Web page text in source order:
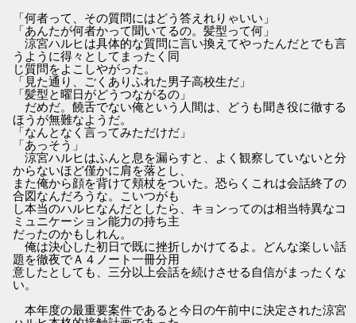
「何者って、その質問にはどう答えれりゃいい」
「あんたが何者かって聞いてるの。髪型って何」
涼宮ハルヒは具体的な質問に言い換えてやったんだとでも言
うように得々としてまったく同
じ質問をよこしやがった。
「見た通り、ごくありふれた男子高校生だ」
「髪型と曜日がどうつながるの」
だめだ。饒舌でない俺という人間は、どうも聞き役に徹する
ほうが無難なようだ。
「なんとなく言ってみただけだ」
「あっそう」
涼宮ハルヒはふんと息を漏らすと、よく観察していないと分
からないほど僅かに肩を落とし、
また俺から顔を背けて頬杖をついた。恐らくこれは会話終了の
合図なんだろうな。こいつがも
し本当のハルヒなんだとしたら、キョンってのは相当特異なコ
ミュニケーション能力の持ち主
だったのかもしれん。
俺は決心した初日で既に挫折しかけてるよ。どんな楽しい話
題を徹夜でＡ４ノート一冊分用
意したとしても、三分以上会話を続けさせる自信がまったくな
い。
本年度の最重要案件であると今日の午前中に決定された涼宮